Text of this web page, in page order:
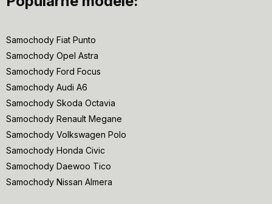
Samochody Fiat Punto
Samochody Opel Astra
Samochody Ford Focus
Samochody Audi A6
Samochody Skoda Octavia
Samochody Renault Megane
Samochody Volkswagen Polo
Samochody Honda Civic
Samochody Daewoo Tico
Samochody Nissan Almera